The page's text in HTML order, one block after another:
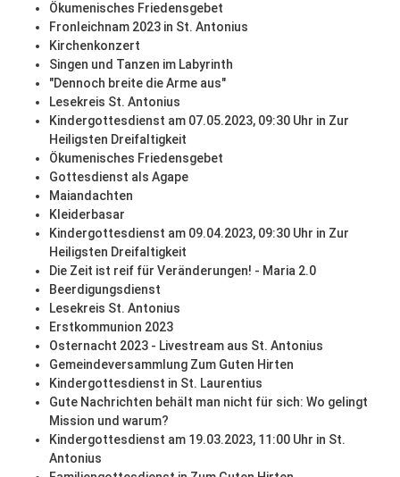
Ökumenisches Friedensgebet
Fronleichnam 2023 in St. Antonius
Kirchenkonzert
Singen und Tanzen im Labyrinth
"Dennoch breite die Arme aus"
Lesekreis St. Antonius
Kindergottesdienst am 07.05.2023, 09:30 Uhr in Zur
Heiligsten Dreifaltigkeit
Ökumenisches Friedensgebet
Gottesdienst als Agape
Maiandachten
Kleiderbasar
Kindergottesdienst am 09.04.2023, 09:30 Uhr in Zur
Heiligsten Dreifaltigkeit
Die Zeit ist reif für Veränderungen! - Maria 2.0
Beerdigungsdienst
Lesekreis St. Antonius
Erstkommunion 2023
Osternacht 2023 - Livestream aus St. Antonius
Gemeindeversammlung Zum Guten Hirten
Kindergottesdienst in St. Laurentius
Gute Nachrichten behält man nicht für sich: Wo gelingt
Mission und warum?
Kindergottesdienst am 19.03.2023, 11:00 Uhr in St.
Antonius